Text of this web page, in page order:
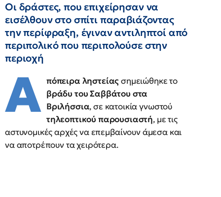
Οι δράστες, που επιχείρησαν να
εισέλθουν στο σπίτι παραβιάζοντας
την περίφραξη, έγιναν αντιληπτοί από
περιπολικό που περιπολούσε στην
περιοχή
Α πόπειρα ληστείαςσημειώθηκε το
βράδυ του Σαββάτου στα
Βριλήσσια, σε κατοικία γνωστού
τηλεοπτικού παρουσιαστή, με τις
αστυνομικές αρχές να επεμβαίνουν άμεσα και
να αποτρέπουν τα χειρότερα.